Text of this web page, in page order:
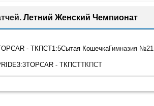
Летний Женский Чемпионат
- ТКПСТ1:5Сытая КошечкаГимназия
3:3TOPCAR - ТКПСТТКПСТ